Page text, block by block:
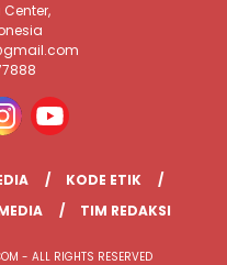
KODE ETIK
TIM REDAKSI
- ALL RIGHTS RESERVED